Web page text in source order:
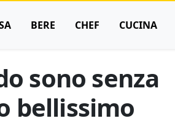
BERE CHEF CUCINA
sono senza
bellissimo